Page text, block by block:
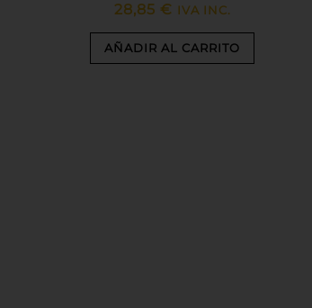
28,85 € IVA INC.
AÑADIR AL CARRITO